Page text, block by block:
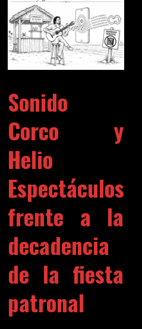
Sonido
Corco y
Helio
Espectáculos
frente a la
decadencia
de la fiesta
patronal